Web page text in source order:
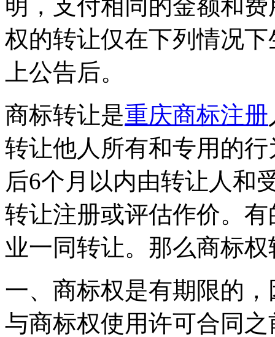
明，支付相同的金额和
权的转让仅在下列情况
上公告后。
商标转让是重庆商标注册
转让他人所有和专用的
后6个月以内由转让人和
转让注册或评估作价。
业一同转让。那么商标
一、商标权是有期限的
与商标权使用许可合同